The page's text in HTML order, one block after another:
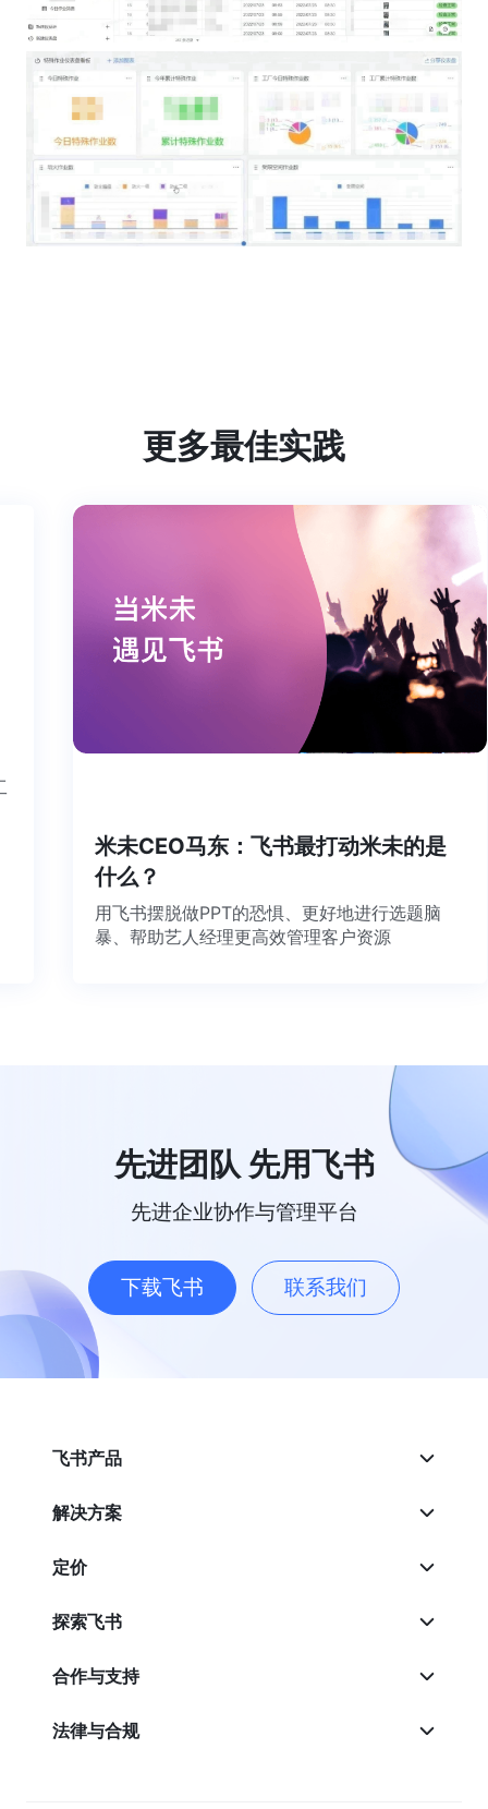
更多最佳实践
米未CEO马东：飞书最打动米未的是
什么？
用飞书摆脱做PPT的恐惧、更好地进行选题脑
暴、帮助艺人经理更高效管理客户资源
先进团队 先用飞书
先进企业协作与管理平台
下载飞书 联系我们
飞书产品
解决方案
定价
探索飞书
合作与支持
法律与合规